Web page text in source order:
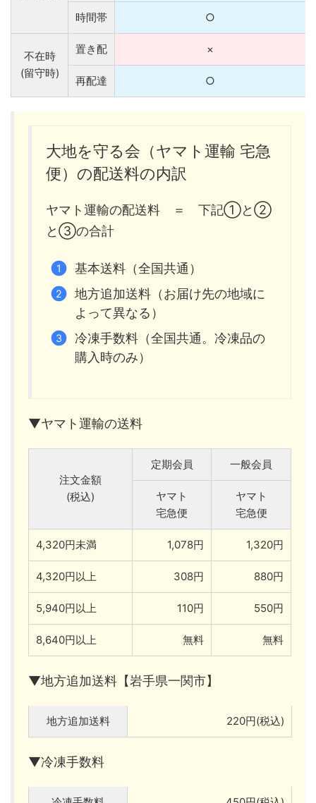
時間帯 ○
不在時
(留守時)
置き配 ×
再配達 ○
大地を守る会（ヤマト運輸 宅急
便）の配送料の内訳
ヤマト運輸の配送料 ＝ 下記①と②
と③の合計
基本送料（全国共通）
地方追加送料（お届け先の地域に
よって異なる）
冷凍手数料（全国共通。冷凍品の
購入時のみ）
▼ヤマト運輸の送料
注文金額
(税込)
定期会員 一般会員
ヤマト
宅急便
ヤマト
宅急便
4,320円未満 1,078円 1,320円
4,320円以上 308円 880円
5,940円以上 110円 550円
8,640円以上 無料 無料
▼地方追加送料【岩手県一関市】
地方追加送料 220円(税込)
▼冷凍手数料